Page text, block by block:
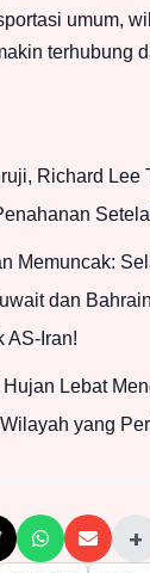
umum,
terhubung
Richard Lee
Memuncak:
dan
AS-Iran!
Lebat
yang
+